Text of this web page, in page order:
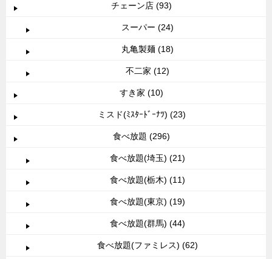
チェーン店 (93)
スーパー (24)
丸亀製麺 (18)
不二家 (12)
すき家 (10)
ミスド(ﾐｽﾀｰﾄﾞｰﾅﾂ) (23)
食べ放題 (296)
食べ放題(埼玉) (21)
食べ放題(栃木) (11)
食べ放題(東京) (19)
食べ放題(群馬) (44)
食べ放題(ファミレス) (62)